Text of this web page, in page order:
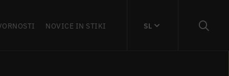
NOVICE IN STIKI SL